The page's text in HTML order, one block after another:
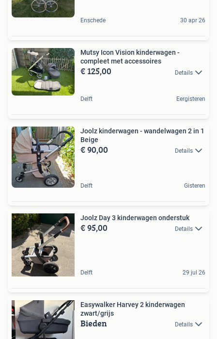
Enschede 30 apr 26
Mutsy Icon Vision kinderwagen -
compleet met accessoires
€ 125,00 Details
Delft Eergisteren
Joolz kinderwagen - wandelwagen 2 in 1
Beige
€ 90,00 Details
Delft Gisteren
Joolz Day 3 kinderwagen onderstuk
€ 95,00 Details
Delft 29 jul 26
Easywalker Harvey 2 kinderwagen
zwart/grijs
Bieden Details